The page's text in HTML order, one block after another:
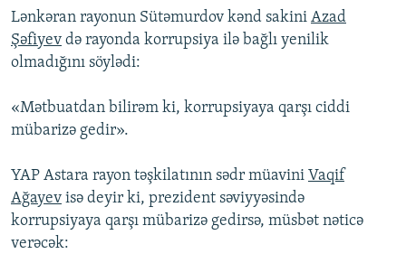
Lənkəran rayonun Sütəmurdov kənd sakini Azad
Şəfiyev də rayonda korrupsiya ilə bağlı yenilik
olmadığını söylədi:
«Mətbuatdan bilirəm ki, korrupsiyaya qarşı ciddi
mübarizə gedir».
YAP Astara rayon təşkilatının sədr müavini Vaqif
Ağayev isə deyir ki, prezident səviyyəsində
korrupsiyaya qarşı mübarizə gedirsə, müsbət nəticə
verəcək: